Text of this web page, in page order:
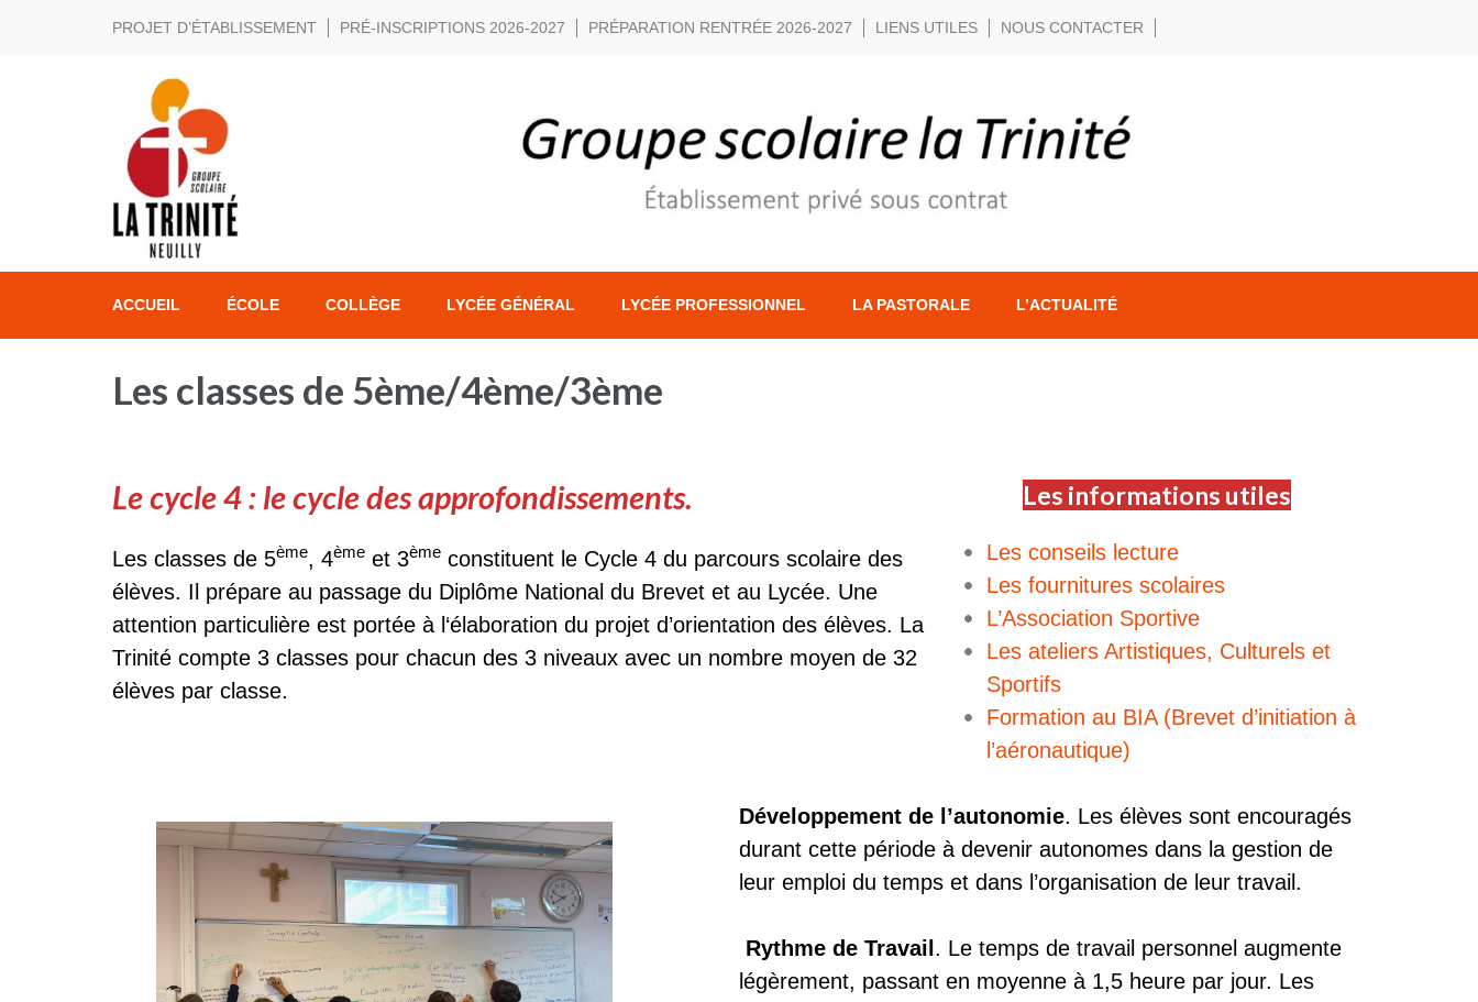
PROJET D’ÉTABLISSEMENT PRÉ-INSCRIPTIONS 2026-2027 PRÉPARATION RENTRÉE 2026-2027 LIENS UTILES NOUS CONTACTER
La Trinité Neuilly
ACCUEIL ÉCOLE COLLÈGE LYCÉE GÉNÉRAL LYCÉE PROFESSIONNEL LA PASTORALE L’ACTUALITÉ
Les classes de 5ème/4ème/3ème
Lecycle 4: le cycle des approfondissements.
Les classes de 5ème, 4ème et 3ème constituent le Cycle 4 du parcours scolaire des
élèves. Il prépare au passage du Diplôme National du Brevet et au Lycée. Une
attention particulière est portée à l‘élaboration du projet d’orientation des élèves. La
Trinité compte 3 classes pour chacun des 3 niveaux avec un nombre moyen de 32
élèves par classe.
Les informations utiles
Les conseils lecture
Les fournitures scolaires
L’Association Sportive
Les ateliers Artistiques, Culturels et
Sportifs
Formation au BIA (Brevet d’initiation à
l’aéronautique)
Développement de l’autonomie. Les élèves sont encouragés
durant cette période à devenir autonomes dans la gestion de
leur emploi du temps et dans l’organisation de leur travail.
Rythme de Travail . Le temps de travail personnel augmente
légèrement, passant en moyenne à 1,5 heure par jour. Les